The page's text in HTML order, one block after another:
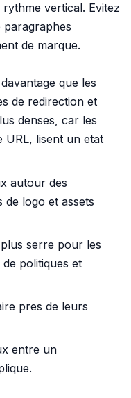
vertical. Evitez
paragraphes
de marque.
que les
de redirection et
denses, car les
URL, lisent un etat
autour des
de logo et assets
serre pour les
politiques et
pres de leurs
entre un